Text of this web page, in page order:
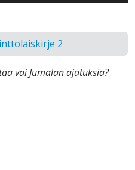
2
vai Jumalan ajatuksia?